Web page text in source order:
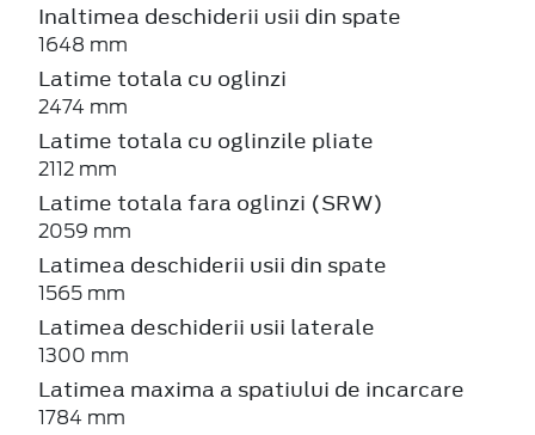
Inaltimea deschiderii usii din spate
1648 mm
Latime totala cu oglinzi
2474 mm
Latime totala cu oglinzile pliate
2112 mm
Latime totala fara oglinzi (SRW)
2059 mm
Latimea deschiderii usii din spate
1565 mm
Latimea deschiderii usii laterale
1300 mm
Latimea maxima a spatiului de incarcare
1784 mm